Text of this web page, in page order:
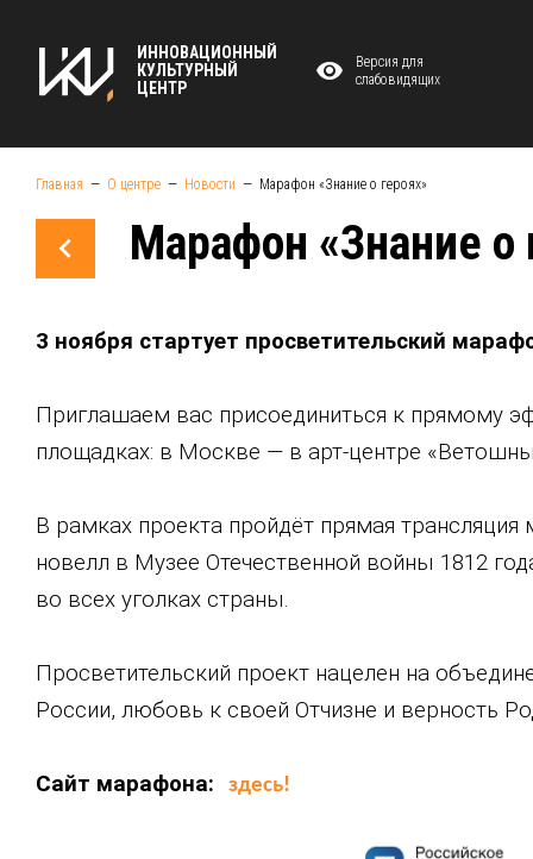
ИННОВАЦИОННЫЙ
КУЛЬТУРНЫЙ
ЦЕНТР
Версия для
слабовидящих
Главная О центре Новости Марафон «Знание о героях»
Марафон «Знание о
3 ноября стартует просветительский
Приглашаем вас присоединиться к прямому
площадках: в Москве — в арт-центре
В рамках проекта пройдёт прямая трансляция
новелл в Музее Отечественной войны 1812
во всех уголках страны.
Просветительский проект нацелен на
России, любовь к своей Отчизне и верность
Сайт марафона: здесь!